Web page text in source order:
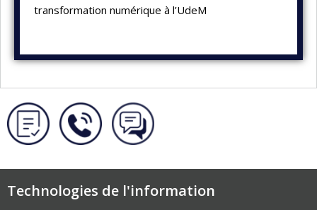
transformation numérique à l’UdeM
Technologies de l'information